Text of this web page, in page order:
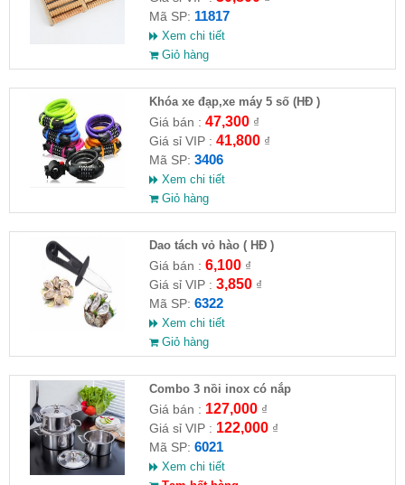
Mã SP: 11817
Xem chi tiết
Giỏ hàng
Khóa xe đạp,xe máy 5 số (HĐ )
Giá bán : 47,300₫
Giá sỉ VIP : 41,800₫
Mã SP: 3406
Xem chi tiết
Giỏ hàng
Dao tách vỏ hào ( HĐ )
Giá bán : 6,100₫
Giá sỉ VIP : 3,850₫
Mã SP: 6322
Xem chi tiết
Giỏ hàng
Combo 3 nồi inox có nắp
Giá bán : 127,000₫
Giá sỉ VIP : 122,000₫
Mã SP: 6021
Xem chi tiết